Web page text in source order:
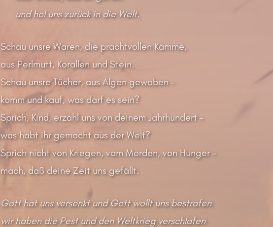
und hol uns zurück in die Welt.
Schau unsre Waren, die prachtvollen Kämme,
aus Perlmutt, Korallen und Stein.
Schau unsre Tücher, aus Algen gewoben –
komm und kauf, was darf es sein?
Sprich, Kind, erzähl uns von deinem Jahrhundert –
was habt ihr gemacht aus der Welt?
Sprich nicht von Kriegen, vom Morden, von Hunger –
mach, daß deine Zeit uns gefällt.
Gott hat uns versenkt und Gott wollt uns bestrafen
wir haben die Pest und den Weltkrieg verschlafen